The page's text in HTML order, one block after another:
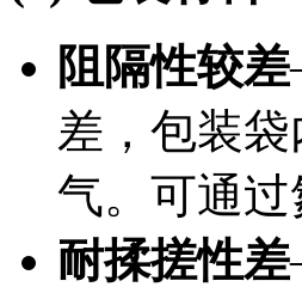
阻隔性较差
差，包装
气。可通
耐揉搓性差